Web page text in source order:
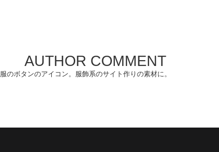
AUTHOR COMMENT
服のボタンのアイコン。服飾系のサイト作りの素材に。